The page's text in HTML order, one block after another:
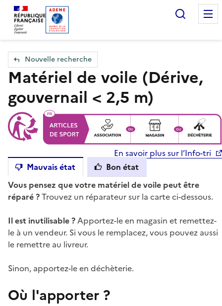
Accueil — Que Faire de mes objets & déchets
Nouvelle recherche
Matériel de voile (Dérive,
gouvernail < 2,5 m)
En savoir plus sur l’Info-tri
Mauvais état
Bon état
Vous pensez que votre matériel de voile peut être
réparé ?Trouvez un réparateur sur la carte ci-dessous.
Il est inutilisable ?Apportez-le en magasin et remettez-
le à un vendeur. Si vous le remplacez, vous pouvez aussi
le remettre au livreur.
Sinon, apportez-le en déchèterie.
Où l'apporter ?